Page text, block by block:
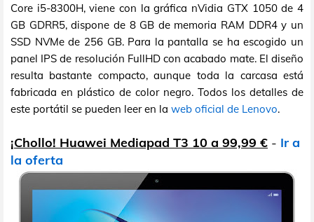
Core i5-8300H, viene con la gráfica nVidia GTX 1050 de 4
GB GDRR5, dispone de 8 GB de memoria RAM DDR4 y un
SSD NVMe de 256 GB. Para la pantalla se ha escogido un
panel IPS de resolución FullHD con acabado mate. El diseño
resulta bastante compacto, aunque toda la carcasa está
fabricada en plástico de color negro. Todos los detalles de
este portátil se pueden leer en la web oficial de Lenovo.
¡Chollo! Huawei Mediapad T3 10 a 99,99 € - Ir a
la oferta